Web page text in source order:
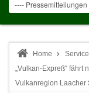
Home Service
„Vulkan-Expreß“ fährt
Vulkanregion Laacher